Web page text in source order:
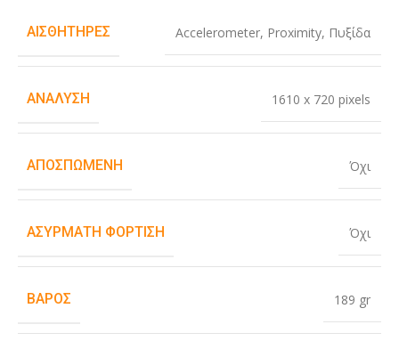
ΑΙΣΘΗΤΉΡΕΣ Accelerometer, Proximity, Πυξίδα
ΑΝΆΛΥΣΗ 1610 x 720 pixels
ΑΠΟΣΠΏΜΕΝΗ Όχι
ΑΣΎΡΜΑΤΗ ΦΌΡΤΙΣΗ Όχι
ΒΆΡΟΣ 189 gr